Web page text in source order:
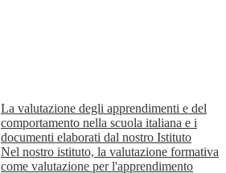
La valutazione degli apprendimenti e del
comportamento nella scuola italiana e i
documenti elaborati dal nostro Istituto
Nel nostro istituto, la valutazione formativa
come valutazione per l'apprendimento